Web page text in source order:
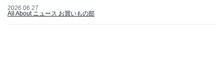
2026.06.27
All About ニュース お買いもの部